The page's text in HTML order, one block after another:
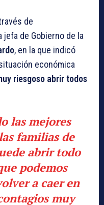
de
de Gobierno de la
, en la que indicó
económica
riesgoso abrir todos
las mejores
familias de
abrir todo
podemos
a caer en
muy